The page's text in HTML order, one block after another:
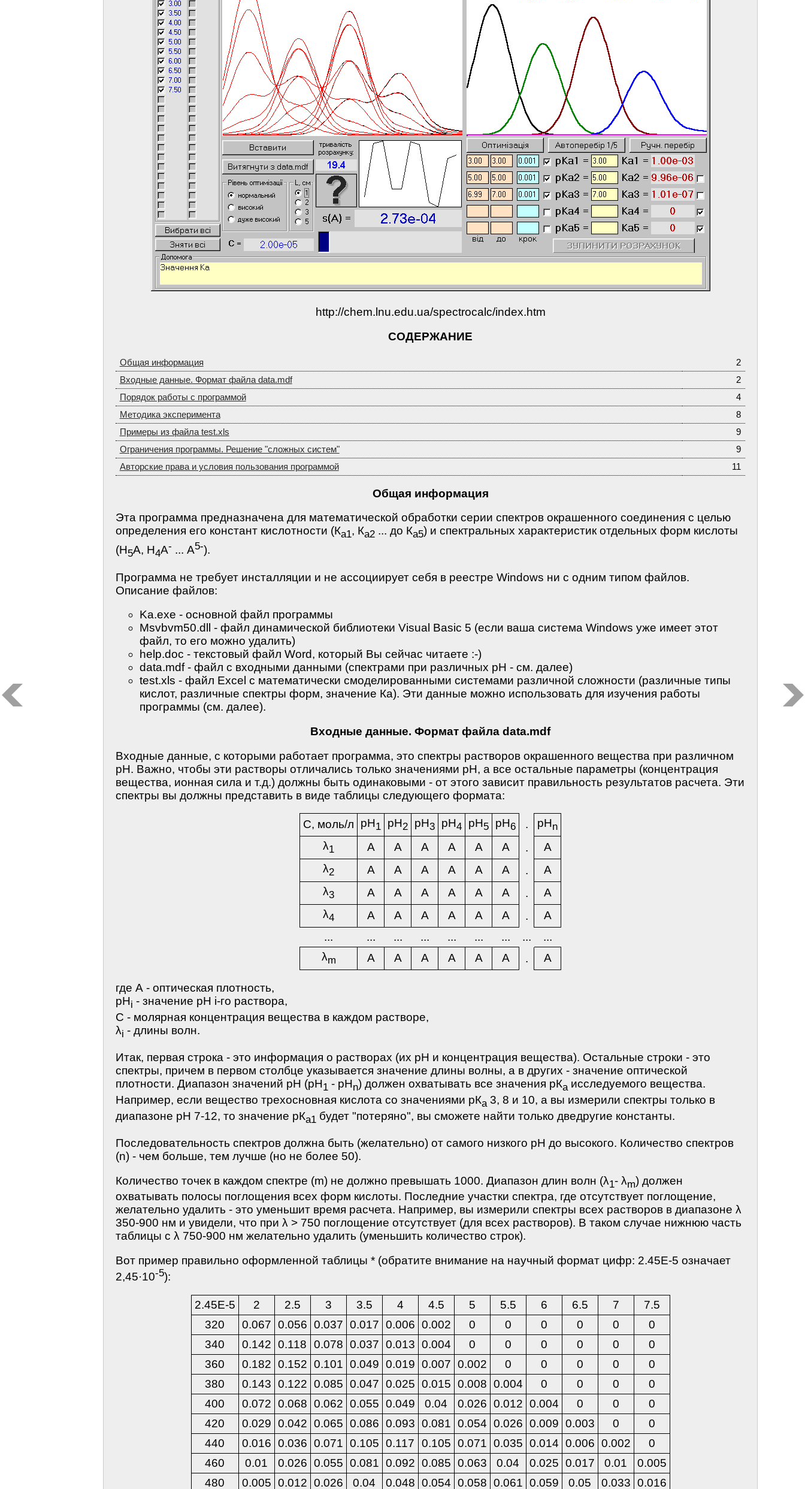
http://chem.lnu.edu.ua/spectrocalc/index.htm
СОДЕРЖАНИЕ
Общая информация
2
Входные данные. Формат файла data.mdf
2
Порядок работы с программой
4
Методика эксперимента
8
Примеры из файла test.xls
9
Ограничения программы. Решение "сложных систем"
9
Авторские права и условия пользования программой
11
Общая информация
Эта программа предназначена для математической обработки серии спектров окрашенного соединения с целью
определения его констант кислотности (Ка1, Кa2 ... до Ка5) и спектральных характеристик отдельных форм кислоты
(Н5А, Н4А- ... А5-).
Программа не требует инсталляции и не ассоциирует себя в реестре Windows ни с одним типом файлов.
Описание файлов:
Ka.exe - основной файл программы
Msvbvm50.dll - файл динамической библиотеки Visual Basic 5 (если ваша система Windows уже имеет этот
файл, то его можно удалить)
help.doc - текстовый файл Word, который Вы сейчас читаете :-)
data.mdf - файл с входными данными (спектрами при различных рН - см. далее)
test.xls - файл Excel с математически смоделированными системами различной сложности (различные типы
кислот, различные спектры форм, значение Ка). Эти данные можно использовать для изучения работы
программы (см. далее).
Входные данные. Формат файла data.mdf
Входные данные, с которыми работает программа, это спектры растворов окрашенного вещества при различном
рН. Важно, чтобы эти растворы отличались только значениями рН, а все остальные параметры (концентрация
вещества, ионная сила и т.д.) должны быть одинаковыми - от этого зависит правильность результатов расчета. Эти
спектры вы должны представить в виде таблицы следующего формата:
С, моль/л pH1 pH2 pH3 pH4 pH5 pH6 . pHn
λ1 A A A A A A .
A
λ2 A A A A A A .
A
λ3 A A A A A A .
A
λ4 A A A A A A .
A
...
... ... ... ... ... ... ...
...
λm A A A A A A . A
где А - оптическая плотность,
pHi - значение рН i-го раствора,
C - молярная концентрация вещества в каждом растворе,
λi - длины волн.
Итак, первая строка - это информация о растворах (их рН и концентрация вещества). Остальные строки - это
спектры, причем в первом столбце указывается значение длины волны, а в других - значение оптической
плотности. Диапазон значений рН (рН1 - рНn) должен охватывать все значения рКа исследуемого вещества.
Например, если вещество трехосновная кислота со значениями рКа 3, 8 и 10, а вы измерили спектры только в
диапазоне рН 7-12, то значение рКа1 будет "потеряно", вы сможете найти только дведругие константы.
Последовательность спектров должна быть (желательно) от самого низкого рН до высокого. Количество спектров
(n) - чем больше, тем лучше (но не более 50).
Количество точек в каждом спектре (m) не должно превышать 1000. Диапазон длин волн (λ1- λm) должен
охватывать полосы поглощения всех форм кислоты. Последние участки спектра, где отсутствует поглощение,
желательно удалить - это уменьшит время расчета. Например, вы измерили спектры всех растворов в диапазоне λ
350-900 нм и увидели, что при λ > 750 поглощение отсутствует (для всех растворов). В таком случае нижнюю часть
таблицы с λ 750-900 нм желательно удалить (уменьшить количество строк).
Вот пример правильно оформленной таблицы * (обратите внимание на научный формат цифр: 2.45Е-5 означает
2,45·10-5):
2.45E-5 2 2.5 3 3.5 4 4.5 5 5.5 6 6.5 7
7.5
320
0.067 0.056 0.037 0.017 0.006 0.002 0 0 0 0 0
0
340
0.142 0.118 0.078 0.037 0.013 0.004 0 0 0 0 0
0
360
0.182 0.152 0.101 0.049 0.019 0.007 0.002 0 0 0 0
0
380
0.143 0.122 0.085 0.047 0.025 0.015 0.008 0.004 0 0 0
0
400
0.072 0.068 0.062 0.055 0.049 0.04 0.026 0.012 0.004 0 0
0
420
0.029 0.042 0.065 0.086 0.093 0.081 0.054 0.026 0.009 0.003 0
0
440
0.016 0.036 0.071 0.105 0.117 0.105 0.071 0.035 0.014 0.006 0.002
0
460
0.01 0.026 0.055 0.081 0.092 0.085 0.063 0.04 0.025 0.017 0.01
0.005
480
0.005 0.012 0.026 0.04 0.048 0.054 0.058 0.061 0.059 0.05 0.033 0.016